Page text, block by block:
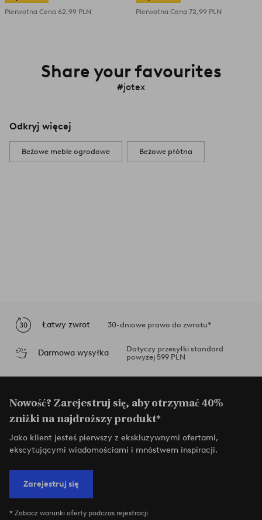
Pierwotna Cena 62,99 PLN Pierwotna Cena 72,99 PLN
Share your favourites
#jotex
Odkryj więcej
Beżowe meble ogrodowe Beżowe płótna
Łatwy zwrot 30-dniowe prawo do zwrotu*
Darmowa wysyłka
Dotyczy przesyłki standard
powyżej 599 PLN
Nowość? Zarejestruj się, aby otrzymać 40%
zniżki na najdroższy produkt*
Jako klient jesteś pierwszy z ekskluzywnymi ofertami,
ekscytującymi wiadomościami i mnóstwem inspiracji.
Zarejestruj się
* Zobacz warunki oferty podczas rejestracji